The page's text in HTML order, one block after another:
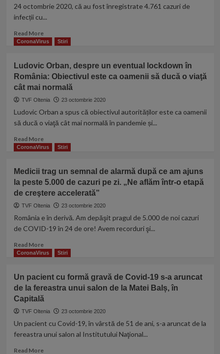
de
coronavirus.
s-
a
la
63
de
24 octombrie 2020, că au fost înregistrate 4.761 cazuri de
infecții cu...
Read MoreRead
more
coronavirus
în
România,
24
4.761
cazuri
ultimele
24
ore
CoronaVirus Stiri
Ludovic Orban, despre un eventual lockdown în
România: Obiectivul este ca oamenii să ducă o viaţă
cât mai normală
TVF Oltenia 23 octombrie 2020
Ludovic Orban a spus că obiectivul autorităților este ca oamenii
să ducă o viaţă cât mai normală în pandemie și...
Read MoreRead
more
Orban,
despre
un
eventual
în
România:
este
ca
să
ducă
o
cât
mai
normală
CoronaVirus Stiri
Medicii trag un semnal de alarmă după ce am ajuns
la peste 5.000 de cazuri pe zi. „Ne aflăm într-o etapă
de creştere accelerată”
TVF Oltenia 23 octombrie 2020
România e în derivă. Am depăşit pragul de 5.000 de noi cazuri
de COVID-19 în 24 de ore! Avem recorduri şi...
Read MoreRead
more
trag
un
semnal
de
după
ce
CoronaVirus Stiri
Un pacient cu formă gravă de Covid-19 s-a aruncat
de la fereastra unui salon de la Matei Balș, în
Capitală
TVF Oltenia 23 octombrie 2020
Un pacient cu Covid-19, în vârstă de 51 de ani, s-a aruncat de la
fereastra unui salon al Institutului Naţional...
Read MoreRead